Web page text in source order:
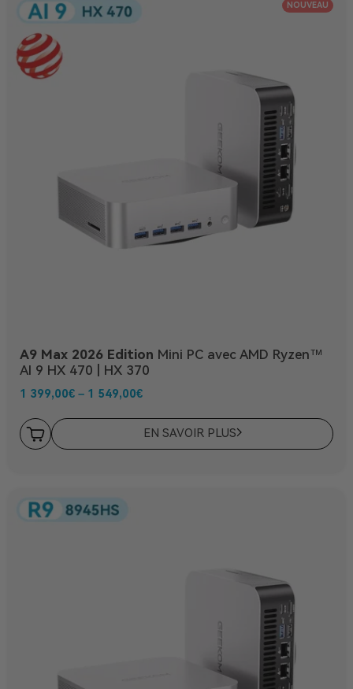
NOUVEAU
A9 Max 2026 Edition Mini PC avec AMD Ryzen™
AI 9 HX 470 | HX 370
1 399,00€ – 1 549,00€
EN SAVOIR PLUS